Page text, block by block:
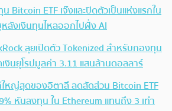
Bitcoin ETF เจ๊งและปิดตัวเป็นแห่งแรกใน
ลังเงินทุนไหลออกไปฝั่ง AI
ลุยเปิดตัว Tokenized สำหรับกองทุน
งินยุโรปมูลค่า 3.11 แสนล้านดอลลาร์
หญ่สุดของอิตาลี ลดสัดส่วน Bitcoin ETF
หันลงทุน ใน Ethereum แทนถึง 3 เท่า